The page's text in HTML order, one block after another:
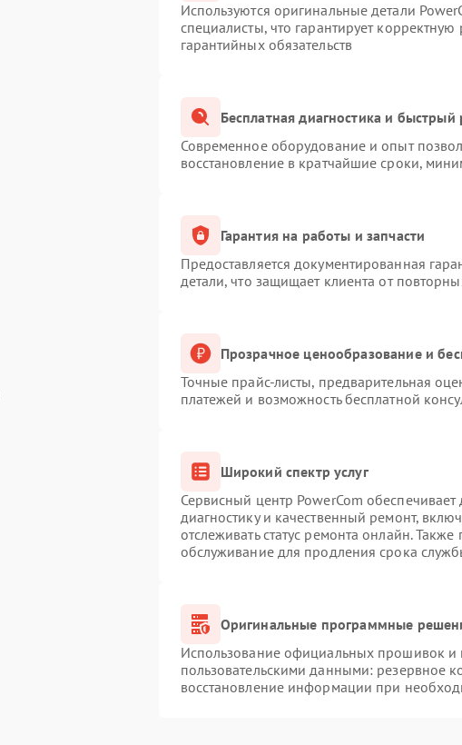
Используются оригинальные детали
специалисты, что гарантирует
гарантийных обязательств
Бесплатная диагностика и быстрый
Современное оборудование и опыт
восстановление в кратчайшие сроки,
Гарантия на работы и запчасти
Предоставляется документированная
детали, что защищает клиента от
Прозрачное ценообразование и
Точные прайс-листы, предварительная
платежей и возможность бесплатной
Широкий спектр услуг
Сервисный центр PowerCom
диагностику и качественный ремонт,
отслеживать статус ремонта онлайн.
обслуживание для продления срока
Оригинальные программные
Использование официальных прошивок и
пользовательскими данными: резервное
восстановление информации при